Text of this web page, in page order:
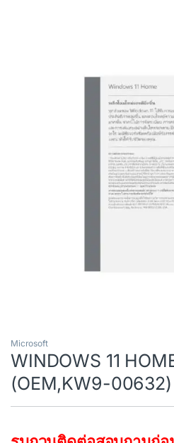
Microsoft
WINDOWS 11
(OEM,KW9-00632)